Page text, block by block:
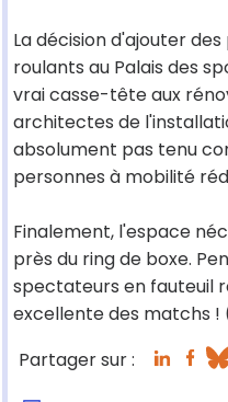
La décision d'ajouter
roulants au Palais des
vrai casse-tête aux
architectes de
absolument pas tenu
personnes à mobilité
Finalement, l'espace
près du ring de boxe.
spectateurs en fauteuil
excellente des matchs !
Partager sur :